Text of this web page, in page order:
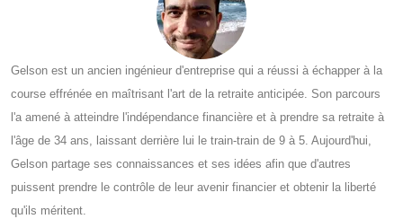
Gelson est un ancien ingénieur d'entreprise qui a réussi à échapper à la
course effrénée en maîtrisant l'art de la retraite anticipée. Son parcours
l'a amené à atteindre l'indépendance financière et à prendre sa retraite à
l'âge de 34 ans, laissant derrière lui le train-train de 9 à 5. Aujourd'hui,
Gelson partage ses connaissances et ses idées afin que d'autres
puissent prendre le contrôle de leur avenir financier et obtenir la liberté
qu'ils méritent.